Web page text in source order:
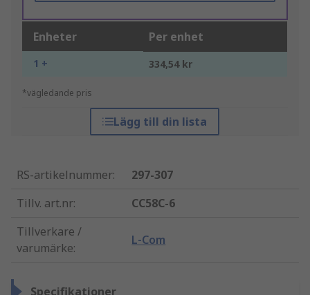
Enheter Per enhet
1 + 334,54 kr
*vägledande pris
Lägg till din lista
RS-artikelnummer:
297-307
Tillv. art.nr:
CC58C-6
Tillverkare /
varumärke:
L-Com
Specifikationer